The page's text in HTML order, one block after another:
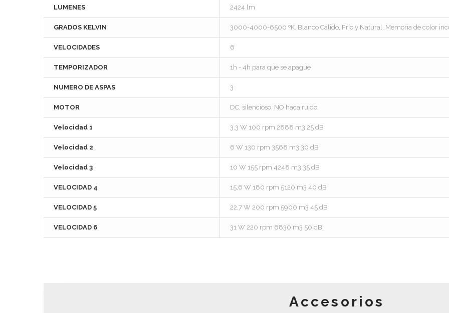
LUMENES 2424 lm
GRADOS KELVIN 3000-4000-6500 ºK. Blanco Cálido, Frío y Natural. Memoria de color
VELOCIDADES 6
TEMPORIZADOR 1h - 4h para que se apague
NUMERO DE ASPAS 3
MOTOR DC, silencioso. NO haca ruido.
Velocidad 1 3,3 W 100 rpm 2888 m3 25 dB
Velocidad 2 6 W 130 rpm 3568 m3 30 dB
Velocidad 3 10 W 155 rpm 4248 m3 35 dB
VELOCIDAD 4 15,6 W 180 rpm 5120 m3 40 dB
VELOCIDAD 5 22,7 W 200 rpm 5900 m3 45 dB
VELOCIDAD 6 31 W 220 rpm 6830 m3 50 dB
Accesorios